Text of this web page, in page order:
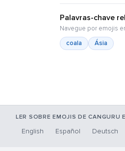
Palavras-chave
Navegue por emojis
coala
Ásia
LER SOBRE EMOJIS DE CANGURU
English Español Deutsch